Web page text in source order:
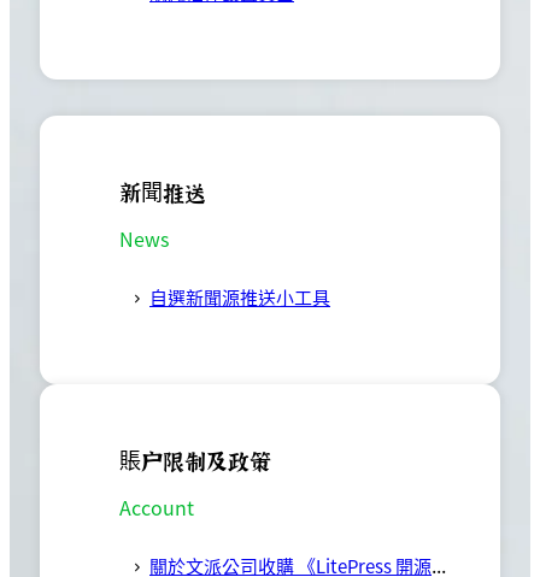
新聞推送
News
自選新聞源推送小工具
賬户限制及政策
Account
關於文派公司收購 《LitePress 開源社區及 Cravatar 頭像服務》 的公告